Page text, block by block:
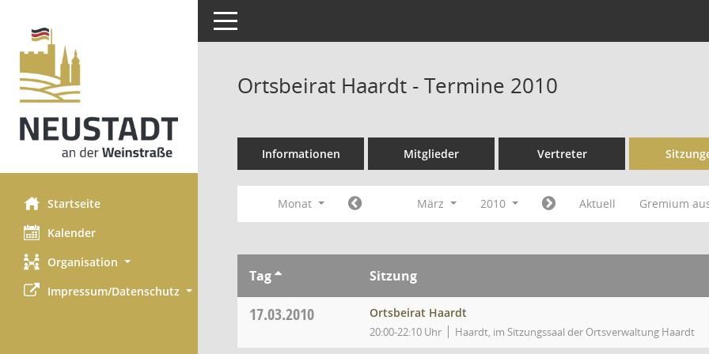
Startseite
Kalender
Organisation
Impressum/Datenschutz
Toggle navigation
Ortsbeirat Haardt - Termine 2010
Informationen Mitglieder Vertreter
Monat März 2010 Aktuell Gremium
Tag Sitzung
17.03.2010 Ortsbeirat Haardt
20:00-22:10 Uhr Haardt, im Sitzungssaal der Ortsverwaltung Haardt